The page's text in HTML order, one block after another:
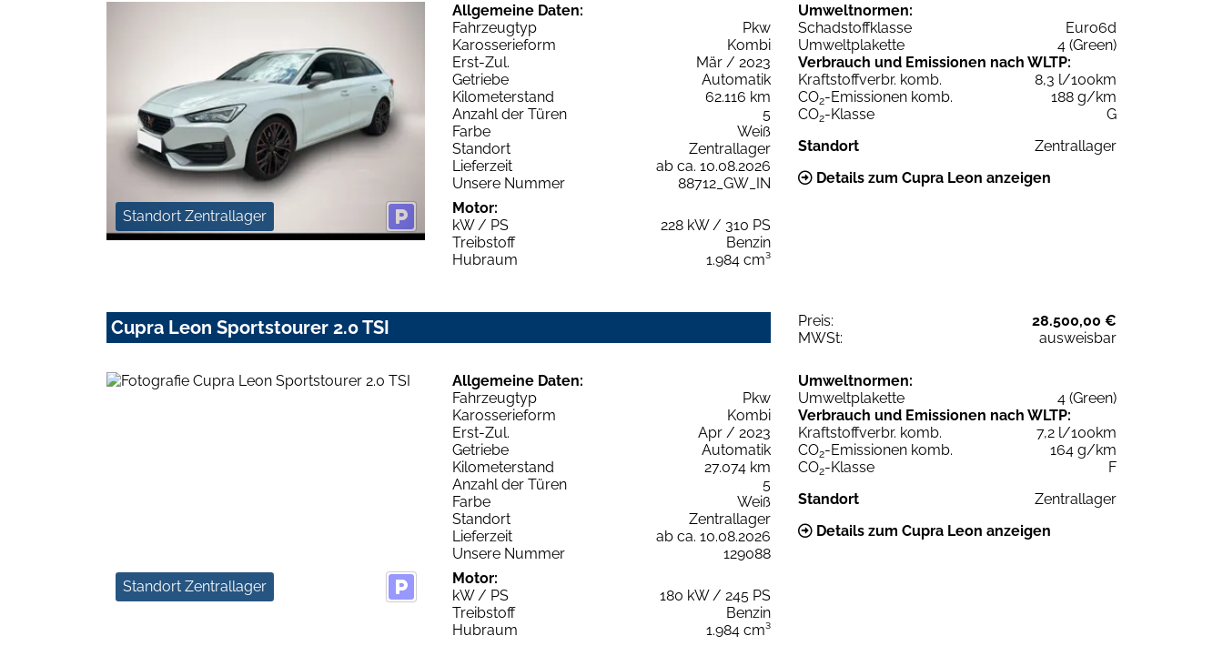
Standort Zentrallager
Allgemeine Daten:
Fahrzeugtyp
Pkw
Karosserieform
Kombi
Erst-Zul.
Mär / 2023
Getriebe
Automatik
Kilometerstand
62.116 km
Anzahl der Türen
5
Farbe
Weiß
Standort
Zentrallager
Lieferzeit
ab ca. 10.08.2026
Unsere Nummer
88712_GW_IN
Motor:
kW / PS
228 kW / 310 PS
Treibstoff
Benzin
Hubraum
1.984 cm³
Umweltnormen:
Schadstoffklasse
Euro6d
Umweltplakette
4 (Green)
Verbrauch und Emissionen nach WLTP:
Kraftstoffverbr. komb.
8,3 l/100km
CO2-Emissionen komb.
188 g/km
CO2-Klasse
G
Standort
Zentrallager
Details zum Cupra Leon anzeigen
Cupra Leon Sportstourer 2.0 TSI Preis:
28.500,00 €
MWSt:
ausweisbar
Standort Zentrallager
Allgemeine Daten:
Fahrzeugtyp
Pkw
Karosserieform
Kombi
Erst-Zul.
Apr / 2023
Getriebe
Automatik
Kilometerstand
27.074 km
Anzahl der Türen
5
Farbe
Weiß
Standort
Zentrallager
Lieferzeit
ab ca. 10.08.2026
Unsere Nummer
129088
Motor:
kW / PS
180 kW / 245 PS
Treibstoff
Benzin
Hubraum
1.984 cm³
Umweltnormen:
Umweltplakette
4 (Green)
Verbrauch und Emissionen nach WLTP:
Kraftstoffverbr. komb.
7,2 l/100km
CO2-Emissionen komb.
164 g/km
CO2-Klasse
F
Standort
Zentrallager
Details zum Cupra Leon anzeigen